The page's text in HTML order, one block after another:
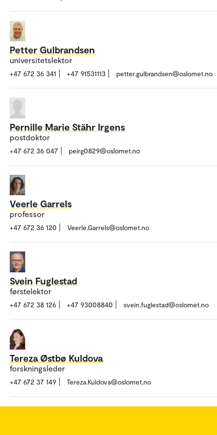
Petter Gulbrandsen
universitetslektor
+47 672 36 341 +47 91531113 petter.gulbrandsen@oslomet.no
Pernille Marie Stähr Irgens
postdoktor
+47 672 36 047 peirg0829@oslomet.no
Veerle Garrels
professor
+47 672 36 120 Veerle.Garrels@oslomet.no
Svein Fuglestad
førstelektor
+47 672 38 126 +47 93008840 svein.fuglestad@oslomet.no
Tereza Østbø Kuldova
forskningsleder
+47 672 37 149 Tereza.Kuldova@oslomet.no